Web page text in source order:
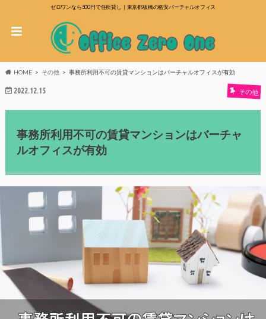
ゼロワンなら500円で住所貸し｜東京都板橋の格安バーチャルオフィス
HOME その他 事務所利用不可の賃貸マンションはバーチャルオフィスが有効
2022.12.15 その他
事務所利用不可の賃貸マンションはバーチャ
ルオフィスが有効